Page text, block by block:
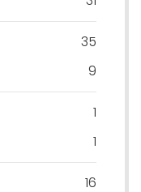
35
9
1
1
16